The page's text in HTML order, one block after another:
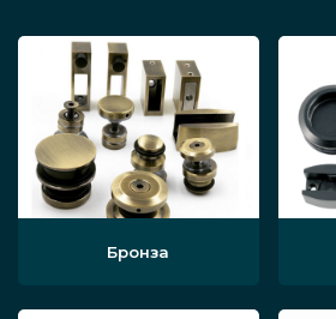
Бронза